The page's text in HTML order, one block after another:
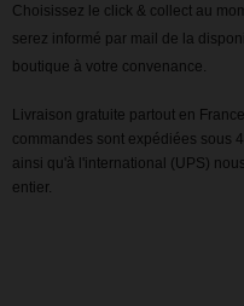
Choisissez le click & collect au
serez informé par mail de la
boutique à votre convenance.
Livraison gratuite partout en
commandes sont expédiées sous
ainsi qu'à l'international (UPS)
entier.